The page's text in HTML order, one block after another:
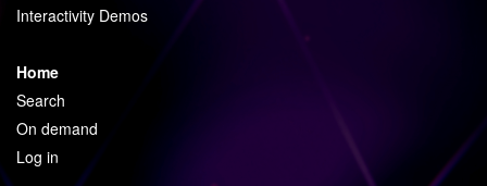
Interactivity Demos
Home
Search
On demand
Log in